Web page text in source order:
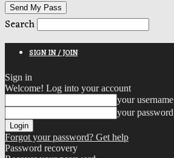
Search
SIGN IN / JOIN
Sign in
Welcome! Log into your account
your username
your password
Forgot your password? Get help
Password recovery